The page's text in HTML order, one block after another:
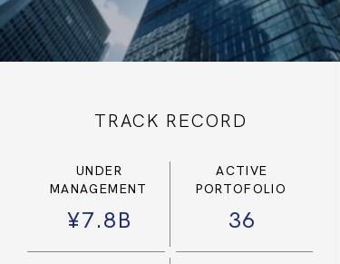
TRACK RECORD
UNDER
MANAGEMENT
¥7.8B
ACTIVE
PORTOFOLIO
36